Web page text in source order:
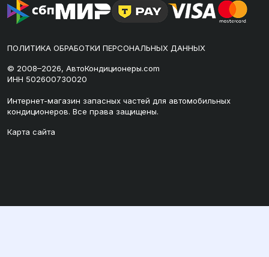
ПОЛИТИКА ОБРАБОТКИ ПЕРСОНАЛЬНЫХ ДАННЫХ
© 2008–2026, АвтоКондиционеры.com
ИНН 502600730020
Интернет-магазин запасных частей для автомобильных
кондиционеров. Все права защищены.
Карта сайта